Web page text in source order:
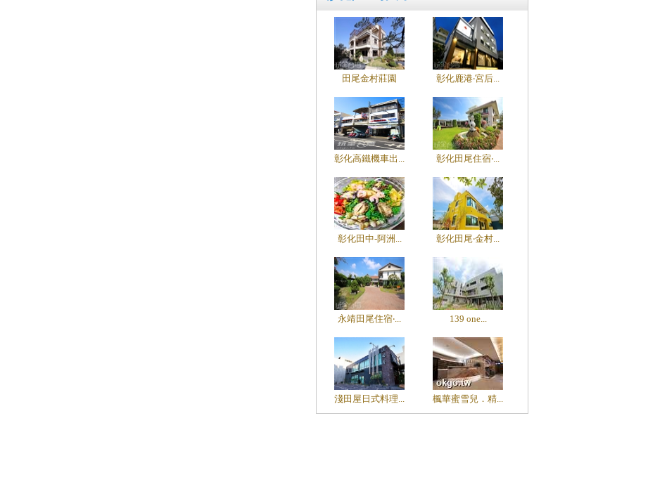
田尾金村莊園 彰化鹿港‧宮后...
彰化高鐵機車出... 彰化田尾住宿‧...
彰化田中-阿洲... 彰化田尾‧金村...
永靖田尾住宿‧... 139 one...
淺田屋日式料理... 楓華蜜雪兒．精...